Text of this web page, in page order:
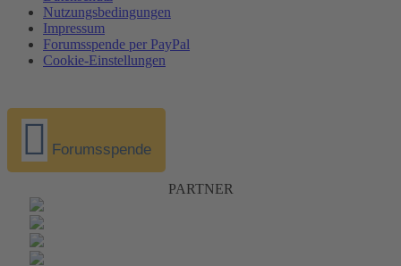
Nutzungsbedingungen
Impressum
Forumsspende per PayPal
Cookie-Einstellungen
Forumsspende
PARTNER